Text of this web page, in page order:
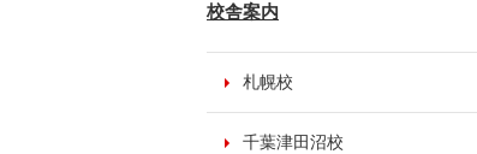
校舎案内
札幌校
千葉津田沼校